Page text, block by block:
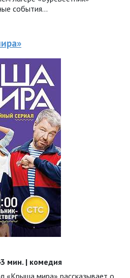
события...
мин. | комедия
«Крыша мира» рассказывает о